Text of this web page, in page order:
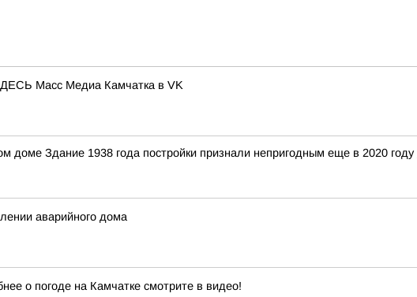
Масс Медиа Камчатка в VK
Здание 1938 года постройки признали непригодным еще в 2020 году
аварийного дома
о погоде на Камчатке смотрите в видео!